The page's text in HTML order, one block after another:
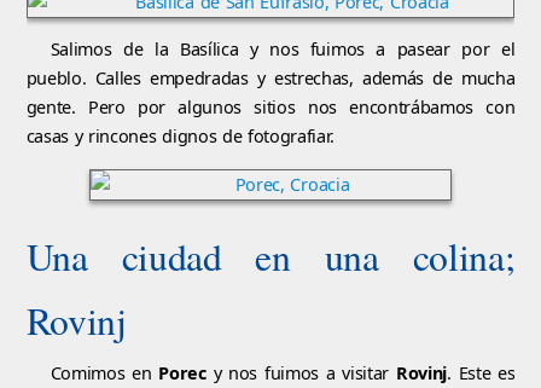
Salimos de la Basílica y nos fuimos a pasear por el
pueblo. Calles empedradas y estrechas, además de mucha
gente. Pero por algunos sitios nos encontrábamos con
casas y rincones dignos de fotografiar.
Una ciudad en una colina;
Rovinj
Comimos en Porecy nos fuimos a visitar Rovinj. Este es